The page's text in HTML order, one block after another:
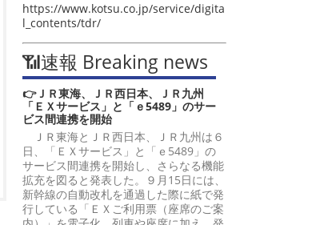
https://www.kotsu.co.jp/service/digita
l_contents/tdr/
📶速報 Breaking news
👉ＪＲ東海、ＪＲ西日本、ＪＲ九州
「ＥＸサービス」と「ｅ5489」のサー
ビス間連携を開始
ＪＲ東海とＪＲ西日本、ＪＲ九州は６
日、「ＥＸサービス」と「ｅ5489」の
サービス間連携を開始し、さらなる機能
拡充を図ると発表した。９月15日には、
新幹線の自動改札を通過した際に紙で発
行している「ＥＸご利用票（座席のご案